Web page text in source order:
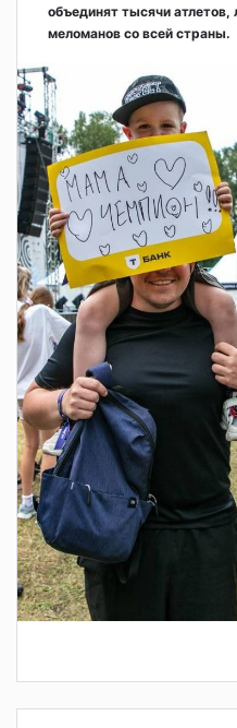
объединят тысячи атлетов,
меломанов со всей страны.